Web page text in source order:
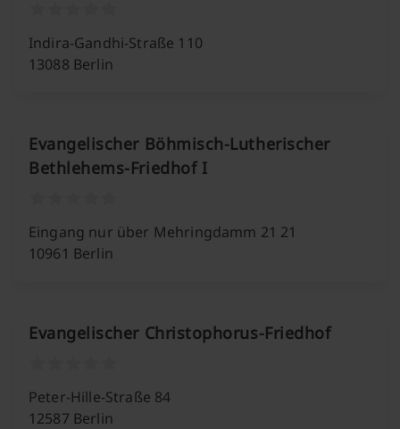
Indira-Gandhi-Straße 110
13088 Berlin
Evangelischer Böhmisch-Lutherischer
Bethlehems-Friedhof I
Eingang nur über Mehringdamm 21 21
10961 Berlin
Evangelischer Christophorus-Friedhof
Peter-Hille-Straße 84
12587 Berlin